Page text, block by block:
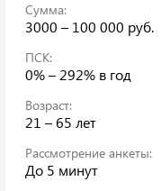
Сумма:
3000 – 100 000 руб.
ПСК:
0% – 292% в год
Возраст:
21 – 65 лет
Рассмотрение анкеты:
До 5 минут